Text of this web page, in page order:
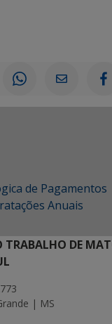
de Pagamentos
Anuais
TRABALHO DE
| MS